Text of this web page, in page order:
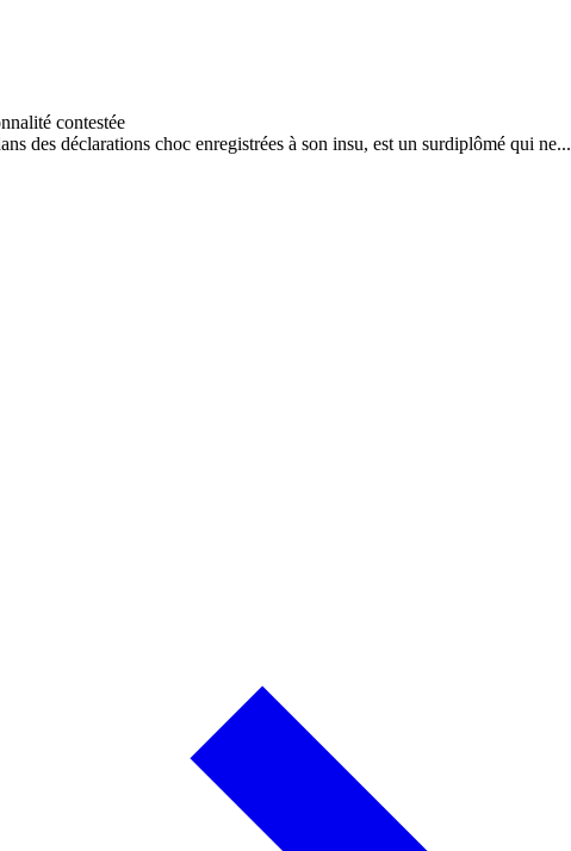
des déclarations choc enregistrées à son insu, est un surdiplômé qui ne...